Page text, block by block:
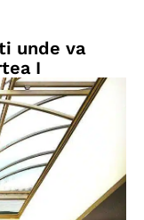
unde va
I